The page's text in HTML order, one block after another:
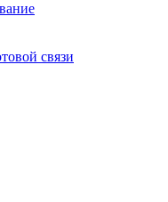
связи